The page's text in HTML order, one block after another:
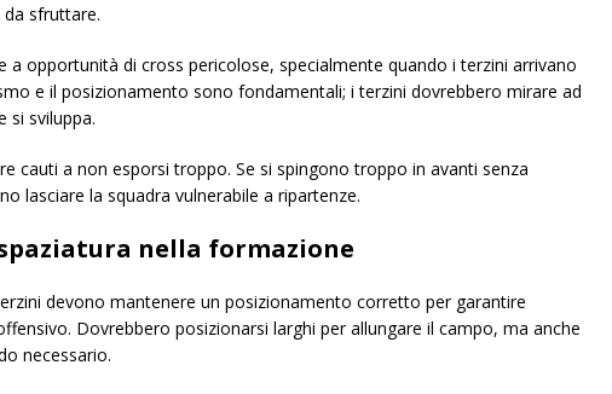
sfruttare.
a opportunità di cross pericolose, specialmente quando i terzini arrivano
e il posizionamento sono fondamentali; i terzini dovrebbero mirare ad
si sviluppa.
cauti a non esporsi troppo. Se si spingono troppo in avanti senza
lasciare la squadra vulnerabile a ripartenze.
nella formazione
devono mantenere un posizionamento corretto per garantire
Dovrebbero posizionarsi larghi per allungare il campo, ma anche
necessario.